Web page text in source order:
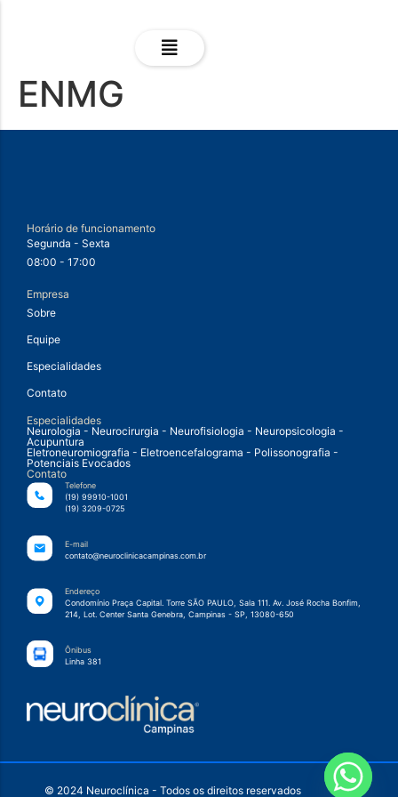
ENMG
Horário de funcionamento
Segunda - Sexta
08:00 - 17:00
Empresa
Sobre
Equipe
Especialidades
Contato
Especialidades
Neurologia - Neurocirurgia - Neurofisiologia - Neuropsicologia -
Acupuntura
Eletroneuromiografia - Eletroencefalograma - Polissonografia -
Potenciais Evocados
Contato
Telefone
(19) 99910-1001
(19) 3209-0725
E-mail
contato@neuroclinicacampinas.com.br
Endereço
Condomínio Praça Capital. Torre SÃO PAULO, Sala 111. Av. José Rocha Bonfim,
214, Lot. Center Santa Genebra, Campinas - SP, 13080-650
Ônibus
Linha 381
© 2024 Neuroclínica - Todos os direitos reservados